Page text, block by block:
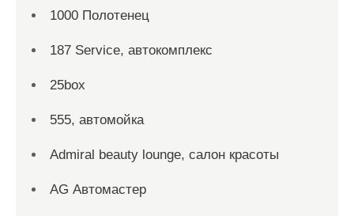
1000 Полотенец
187 Service, автокомплекс
25box
555, автомойка
Admiral beauty lounge, салон красоты
AG Автомастер